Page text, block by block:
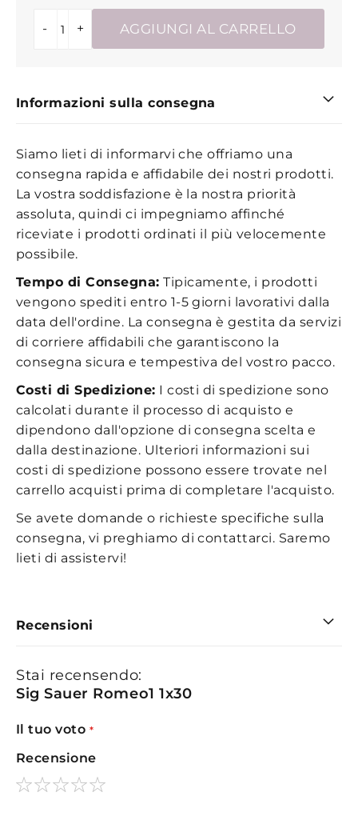
+
- AGGIUNGI AL CARRELLO
Informazioni sulla consegna
Siamo lieti di informarvi che offriamo una
consegna rapida e affidabile dei nostri prodotti.
La vostra soddisfazione è la nostra priorità
assoluta, quindi ci impegniamo affinché
riceviate i prodotti ordinati il più velocemente
possibile.
Tempo di Consegna: Tipicamente, i prodotti
vengono spediti entro 1-5 giorni lavorativi dalla
data dell'ordine. La consegna è gestita da servizi
di corriere affidabili che garantiscono la
consegna sicura e tempestiva del vostro pacco.
Costi di Spedizione: I costi di spedizione sono
calcolati durante il processo di acquisto e
dipendono dall'opzione di consegna scelta e
dalla destinazione. Ulteriori informazioni sui
costi di spedizione possono essere trovate nel
carrello acquisti prima di completare l'acquisto.
Se avete domande o richieste specifiche sulla
consegna, vi preghiamo di contattarci. Saremo
lieti di assistervi!
Recensioni
Stai recensendo:
Sig Sauer Romeo1 1x30
Il tuo voto
Recensione